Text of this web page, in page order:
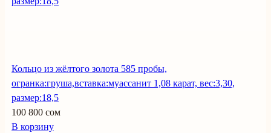
Кольцо из жёлтого золота 585 пробы,
огранка:груша,вставка:муассанит 1,08 карат, вес:3,30,
размер:18,5
100 800 сом
В корзину